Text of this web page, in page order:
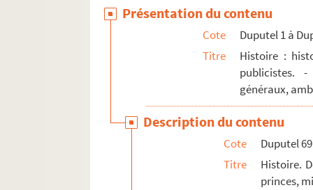
Duputel 163. Henri III (roi de France,
Duputel 164. Henri IV (roi de France,
Duputel 165. Charles Joseph
Duputel 166. Michel de L'Hospital
Duputel 167. Jean-Guillaume Hyde
Duputel 168. Louis Léon Jacob
Duputel 169. Hippolyte-François
Duputel 170. Louis Jaucourt
Duputel 171. Joséphine (impératrice
Présentation du contenu
Cote
Duputel 1 à
Titre
Histoire :
publicistes.
généraux,
Description du contenu
Cote
Duputel
Titre
Histoire.
princes,